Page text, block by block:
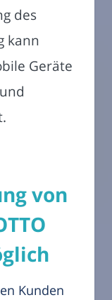
des
kann
Geräte
von
Kunden